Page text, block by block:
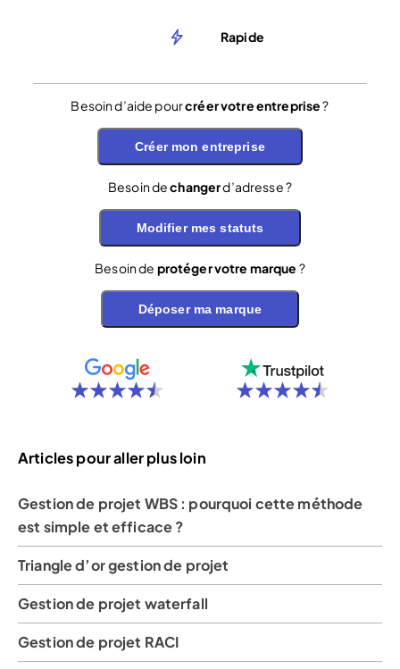
Rapide
Besoin d’aide pourcréer votre entreprise?
Créer mon entreprise
Besoin dechangerd’adresse ?
Modifier mes statuts
Besoin de protéger votre marque ?
Déposer ma marque
Articles pour aller plus loin
Gestion de projet WBS : pourquoi cette méthode
est simple et efficace ?
Triangle d’or gestion de projet
Gestion de projet waterfall
Gestion de projet RACI